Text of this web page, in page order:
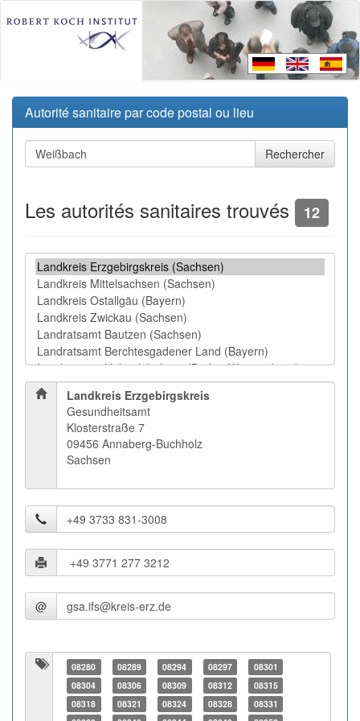
Autorité sanitaire par code postal ou lieu
Les autorités sanitaires trouvés 12
Landkreis Erzgebirgskreis
Gesundheitsamt
Klosterstraße 7
09456 Annaberg-Buchholz
Sachsen
@
08280 08289 08294 08297
08301
08304
08306 08309 08312
08315
08318
08321 08324 08328
08331